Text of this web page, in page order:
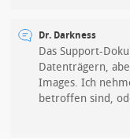
Dr. Darkness
Das Support-
Datenträgern,
Images. Ich
betroffen sind,